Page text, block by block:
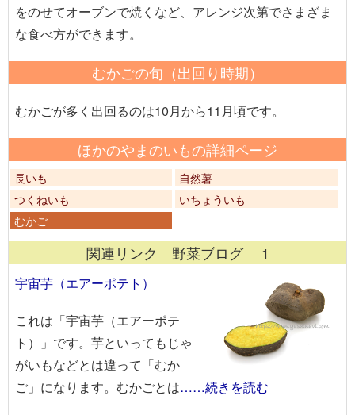
をのせてオーブンで焼くなど、アレンジ次第でさまざま
な食べ方ができます。
むかごの旬（出回り時期）
むかごが多く出回るのは10月から11月頃です。
ほかのやまのいもの詳細ページ
長いも
自然薯
つくねいも
いちょういも
むかご
関連リンク 野菜ブログ 1
宇宙芋（エアーポテト）
これは「宇宙芋（エアーポテ
ト）」です。芋といってもじゃ
がいもなどとは違って「むか
ご」になります。むかごとは……続きを読む